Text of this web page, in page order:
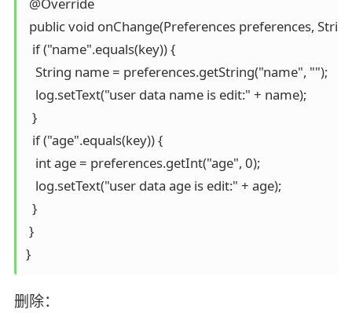
public void onChange(Preferences preferences,
  if ("name".equals(key)) {
   String name = preferences.getString("name", "");
   log.setText("user data name is edit:" + name);
  }
  if ("age".equals(key)) {
   int age = preferences.getInt("age", 0);
   log.setText("user data age is edit:" + age);
  }
}
}
删除：